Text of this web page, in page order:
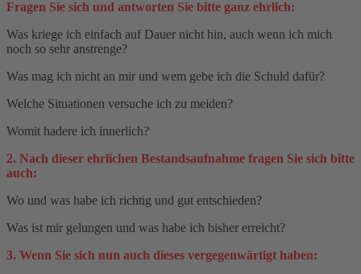
Fragen Sie sich und antworten Sie bitte ganz ehrlich:
Was kriege ich einfach auf Dauer nicht hin, auch wenn ich mich
noch so sehr anstrenge?
Was mag ich nicht an mir und wem gebe ich die Schuld dafür?
Welche Situationen versuche ich zu meiden?
Womit hadere ich innerlich?
2. Nach dieser ehrlichen Bestandsaufnahme fragen Sie sich bitte
auch:
Wo und was habe ich richtig und gut entschieden?
Was ist mir gelungen und was habe ich bisher erreicht?
3. Wenn Sie sich nun auch dieses vergegenwärtigt haben: